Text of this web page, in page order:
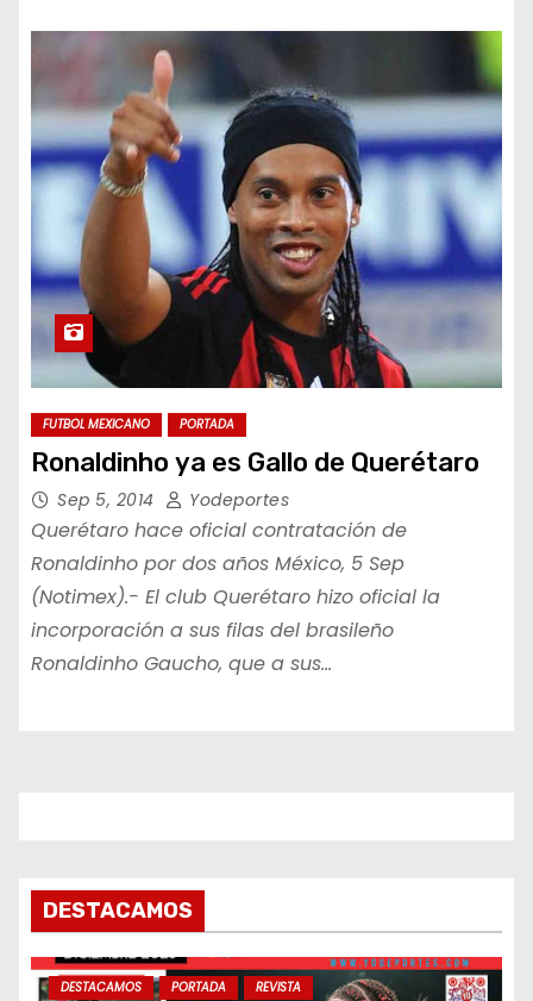
FUTBOL MEXICANO PORTADA
Ronaldinho ya es Gallo de Querétaro
Sep 5, 2014 Yodeportes
Querétaro hace oficial contratación de
Ronaldinho por dos años México, 5 Sep
(Notimex).- El club Querétaro hizo oficial la
incorporación a sus filas del brasileño
Ronaldinho Gaucho, que a sus…
DESTACAMOS
DESTACAMOS PORTADA REVISTA